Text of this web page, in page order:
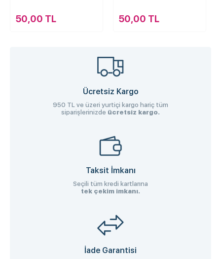
50,00 TL 50,00 TL
Ücretsiz Kargo
950 TL ve üzeri yurtiçi kargo hariç tüm
siparişlerinizde ücretsiz kargo.
Taksit İmkanı
Seçili tüm kredi kartlarına
tek çekim imkanı.
İade Garantisi